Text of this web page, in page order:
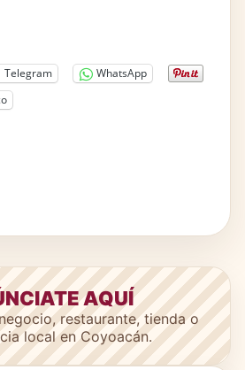
Telegram
WhatsApp
AQUÍ
restaurante, tienda o
local en Coyoacán.